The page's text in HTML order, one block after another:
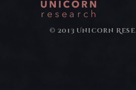
© 2013 Unicorn